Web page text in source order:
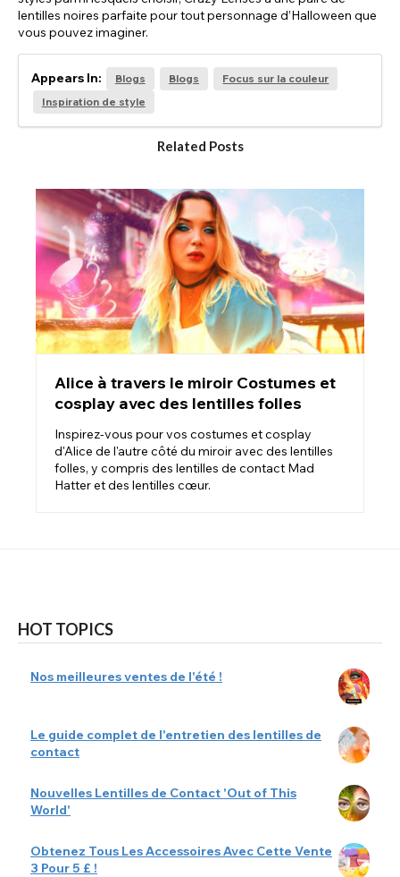
HOT TOPICS
Nos meilleures ventes de l'été !
Le guide complet de l'entretien des lentilles de
contact
Nouvelles Lentilles de Contact 'Out of This
World'
Obtenez Tous Les Accessoires Avec Cette Vente
3 Pour 5 £ !
lentilles noires parfaite pour tout personnage d’Halloween que
vous pouvez imaginer.
Appears In: Blogs Blogs
Focus sur la couleur
Inspiration de style
Related Posts
Alice à travers le miroir Costumes et
cosplay avec des lentilles folles
Inspirez-vous pour vos costumes et cosplay
d'Alice de l'autre côté du miroir avec des lentilles
folles, y compris des lentilles de contact Mad
Hatter et des lentilles cœur.